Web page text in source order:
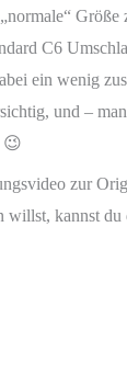
Größe
C6
ein wenig
und –
😉
zur
willst, kannst du